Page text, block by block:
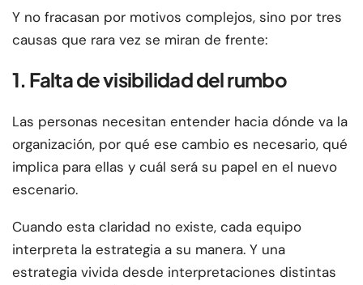
Y no fracasan por motivos complejos, sino por tres
causas que rara vez se miran de frente:
1. Falta de visibilidad del rumbo
Las personas necesitan entender hacia dónde va la
organización, por qué ese cambio es necesario, qué
implica para ellas y cuál será su papel en el nuevo
escenario.
Cuando esta claridad no existe, cada equipo
interpreta la estrategia a su manera. Y una
estrategia vivida desde interpretaciones distintas